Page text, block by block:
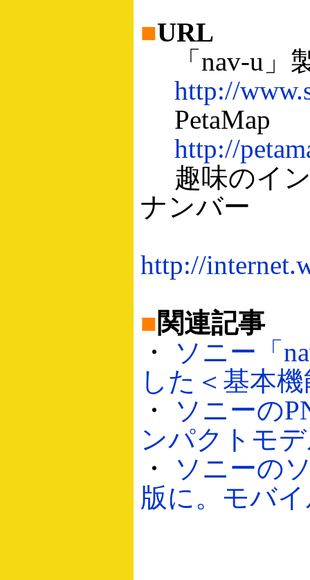
■URL
「nav-u」
http://
PetaMap
http://
趣味のイ
ナンバー
http://
■関連記事
・
ソニー「
した＜基本
・
ソニーの
ンパクトモ
・
ソニーの
版に。モバ